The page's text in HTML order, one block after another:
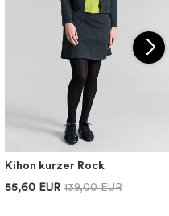
Kihon kurzer Rock
55,60 EUR 139,00 EUR